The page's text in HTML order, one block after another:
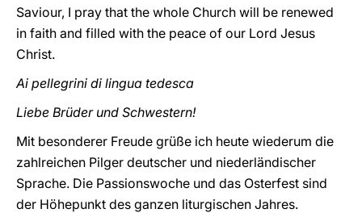
Saviour, I pray that the whole Church will be renewed
in faith and filled with the peace of our Lord Jesus
Christ.
Ai pellegrini di lingua tedesca
Liebe Brüder und Schwestern!
Mit besonderer Freude grüße ich heute wiederum die
zahlreichen Pilger deutscher und niederländischer
Sprache. Die Passionswoche und das Osterfest sind
der Höhepunkt des ganzen liturgischen Jahres.